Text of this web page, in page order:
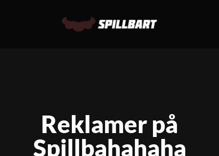
Reklamer på
Spillbahahaha